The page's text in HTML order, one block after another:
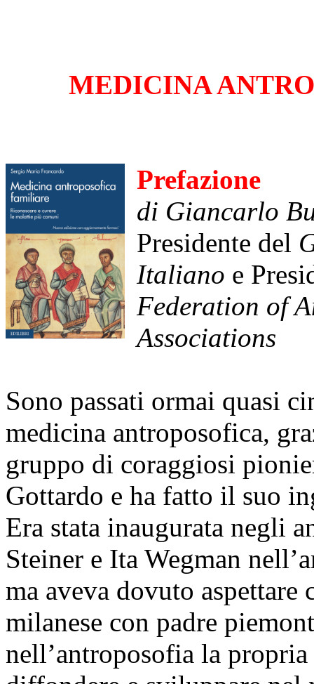
MEDICINA
Prefazione
di Giancarlo
Presidente del
Italiano e
Federation of
Associations
Sono passati ormai quasi
medicina antroposofica,
gruppo di coraggiosi
Gottardo e ha fatto il suo
Era stata inaugurata negli
Steiner e Ita Wegman
ma aveva dovuto
milanese con padre
nell’antroposofia la